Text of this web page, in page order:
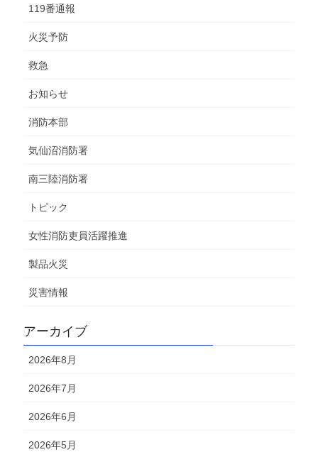
119番通報
火災予防
救急
お知らせ
消防本部
気仙沼消防署
南三陸消防署
トピック
女性消防吏員活躍推進
製品火災
災害情報
アーカイブ
2026年8月
2026年7月
2026年6月
2026年5月